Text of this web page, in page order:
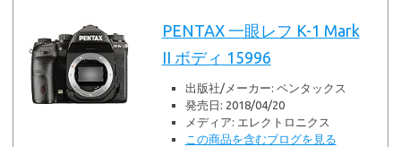
PENTAX 一眼レフ K-1 Mark
II ボディ 15996
出版社/メーカー: ペンタックス
発売日: 2018/04/20
メディア: エレクトロニクス
この商品を含むブログを見る